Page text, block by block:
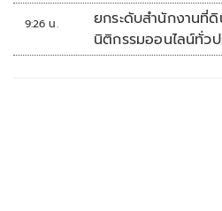
9:26 น.
ยกระดับสำนักงานที่
นิติกรรมออนไลน์ทั่วป